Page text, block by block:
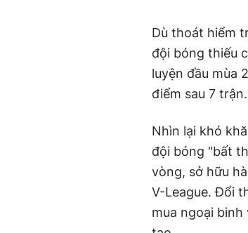
Dù thoát hiểm
đội bóng thiếu
luyện đầu mùa
điểm sau 7 trận.
Nhìn lại khó
đội bóng "bất
vòng, sở hữu
V-League. Đổi
mua ngoại